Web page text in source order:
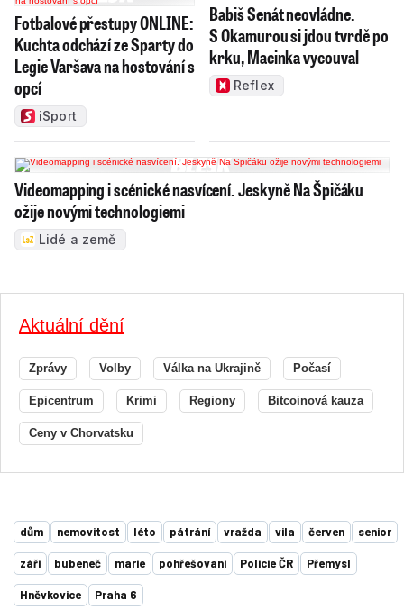
Fotbalové přestupy ONLINE:
Kuchta odchází ze Sparty do
Legie Varšava na hostování s
opcí
iSport
Babiš Senát neovládne.
S Okamurou si jdou tvrdě po
krku, Macinka vycouval
Reflex
Videomapping i scénické nasvícení. Jeskyně Na Špičáku
ožije novými technologiemi
Lidé a země
Aktuální dění
Zprávy Volby Válka na Ukrajině Počasí
Epicentrum Krimi Regiony Bitcoinová kauza
Ceny v Chorvatsku
dům nemovitost léto pátrání vražda vila červen senior
září bubeneč marie pohřešovaní Policie ČR Přemysl
Hněvkovice Praha 6